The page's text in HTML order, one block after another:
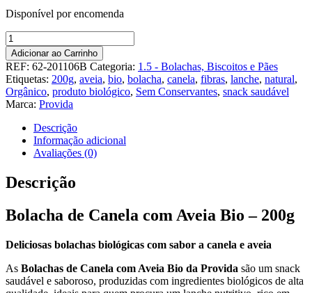
Disponível por encomenda
Quantidade
de
Bolacha
de
Canela
com
Aveia
200gr
Adicionar ao Carrinho
REF: 62-201106B Categoria: 1.5 - Bolachas, Biscoitos e Pães
Etiquetas: 200g, aveia, bio, bolacha, canela, fibras, lanche, natural,
Orgânico, produto biológico, Sem Conservantes, snack saudável
Marca: Provida
Descrição
Informação adicional
Avaliações (0)
Descrição
Bolacha de Canela com Aveia Bio – 200g
Deliciosas bolachas biológicas com sabor a canela e aveia
As Bolachas de Canela com Aveia Bio da Provida são um snack
saudável e saboroso, produzidas com ingredientes biológicos de alta